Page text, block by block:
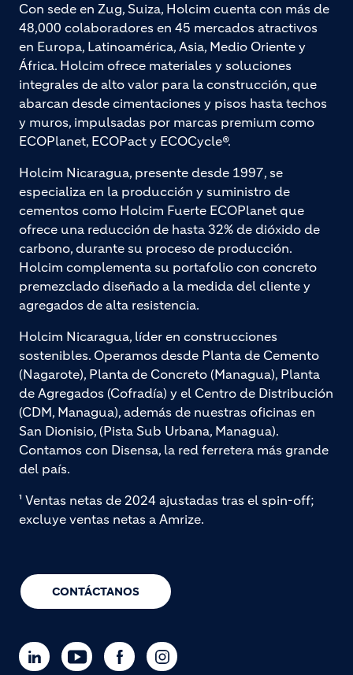
CONTÁCTANOS
Con sede en Zug, Suiza, Holcim cuenta con más de
48,000 colaboradores en 45 mercados atractivos
en Europa, Latinoamérica, Asia, Medio Oriente y
África. Holcim ofrece materiales y soluciones
integrales de alto valor para la construcción, que
abarcan desde cimentaciones y pisos hasta techos
y muros, impulsadas por marcas premium como
ECOPlanet, ECOPact y ECOCycle®.
Holcim Nicaragua, presente desde 1997, se
especializa en la producción y suministro de
cementos como Holcim Fuerte ECOPlanet que
ofrece una reducción de hasta 32% de dióxido de
carbono, durante su proceso de producción.
Holcim complementa su portafolio con concreto
premezclado diseñado a la medida del cliente y
agregados de alta resistencia.
Holcim Nicaragua, líder en construcciones
sostenibles. Operamos desde Planta de Cemento
(Nagarote), Planta de Concreto (Managua), Planta
de Agregados (Cofradía) y el Centro de Distribución
(CDM, Managua), además de nuestras oficinas en
San Dionisio, (Pista Sub Urbana, Managua).
Contamos con Disensa, la red ferretera más grande
del país.
¹ Ventas netas de 2024 ajustadas tras el spin-off;
excluye ventas netas a Amrize.